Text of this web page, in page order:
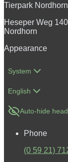
Tierpark
Heseper Weg
Nordhorn
Appearance
System
English
Auto-hide
Phone
(0 59 21)